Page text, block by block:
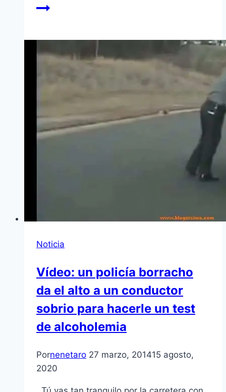
Noticia
Vídeo: un policía borracho
da el alto a un conductor
sobrio para hacerle un test
de alcoholemia
Pornenetaro 27 marzo, 201415 agosto,
2020